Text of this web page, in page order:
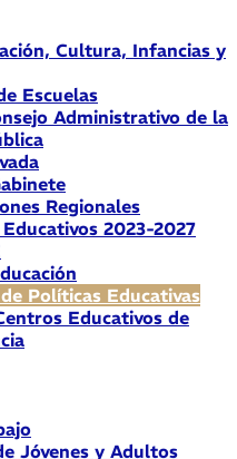
Cultura, Infancias y
Escuelas
Administrativo de la
Regionales
2023-2027
Políticas Educativas
Educativos de
Jóvenes y Adultos